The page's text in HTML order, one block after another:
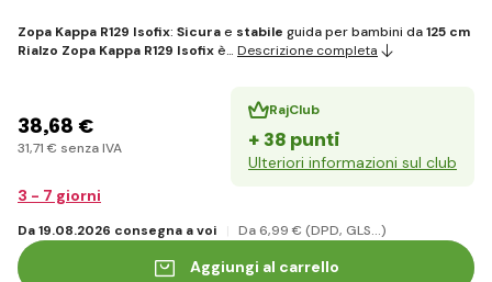
Zopa Kappa R129 Isofix: Sicurae stabile guida per bambini da125 cm
Rialzo Zopa Kappa R129 Isofixè… Descrizione completa
38,68 €
31,71 € senza IVA
RajClub
+ 38 punti
Ulteriori informazioni sul club
3 - 7 giorni
Da 19.08.2026 consegna a voi Da 6,99 € (DPD, GLS...)
Aggiungi al carrello